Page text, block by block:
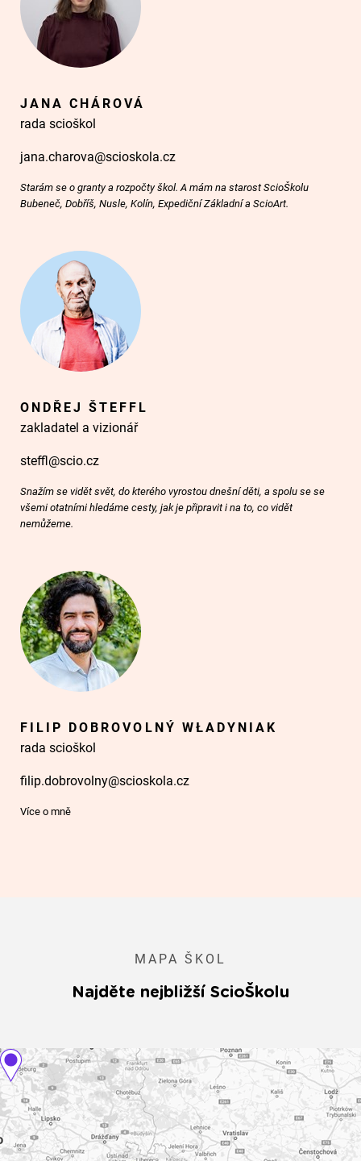
JANA CHÁROVÁ
rada scioškol
jana.charova@scioskola.cz
Starám se o granty a rozpočty škol. A mám na starost ScioŠkolu
Bubeneč, Dobříš, Nusle, Kolín, Expediční Základní a ScioArt.
ONDŘEJ ŠTEFFL
zakladatel a vizionář
steffl@scio.cz
Snažím se vidět svět, do kterého vyrostou dnešní děti, a spolu se se
všemi otatními hledáme cesty, jak je připravit i na to, co vidět
nemůžeme.
FILIP DOBROVOLNÝ WŁADYNIAK
rada scioškol
filip.dobrovolny@scioskola.cz
Více o mně
MAPA ŠKOL
Najděte nejbližší ScioŠkolu